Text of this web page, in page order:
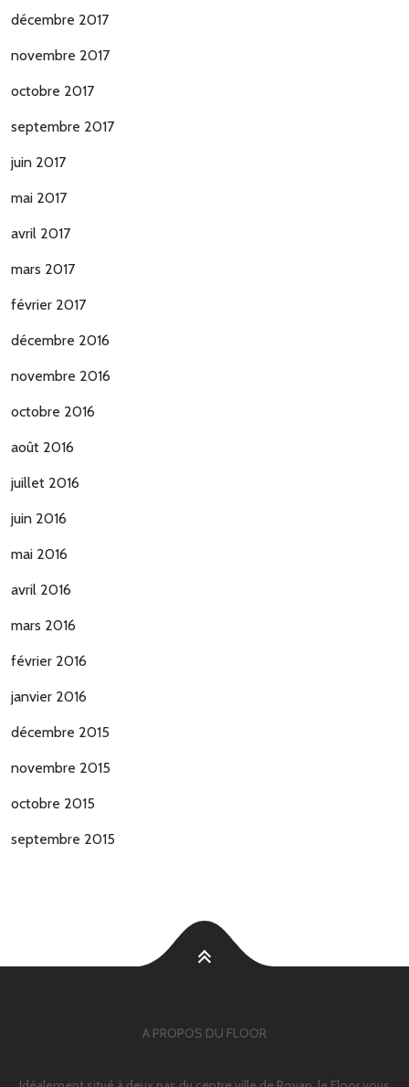
décembre 2017
novembre 2017
octobre 2017
septembre 2017
juin 2017
mai 2017
avril 2017
mars 2017
février 2017
décembre 2016
novembre 2016
octobre 2016
août 2016
juillet 2016
juin 2016
mai 2016
avril 2016
mars 2016
février 2016
janvier 2016
décembre 2015
novembre 2015
octobre 2015
septembre 2015
A PROPOS DU FLOOR